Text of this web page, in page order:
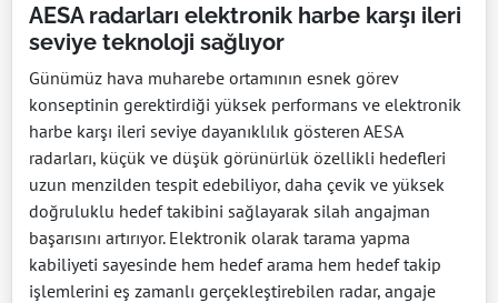
AESA radarları elektronik harbe karşı ileri
seviye teknoloji sağlıyor
Günümüz hava muharebe ortamının esnek görev
konseptinin gerektirdiği yüksek performans ve elektronik
harbe karşı ileri seviye dayanıklılık gösteren AESA
radarları, küçük ve düşük görünürlük özellikli hedefleri
uzun menzilden tespit edebiliyor, daha çevik ve yüksek
doğruluklu hedef takibini sağlayarak silah angajman
başarısını artırıyor. Elektronik olarak tarama yapma
kabiliyeti sayesinde hem hedef arama hem hedef takip
işlemlerini eş zamanlı gerçekleştirebilen radar, angaje